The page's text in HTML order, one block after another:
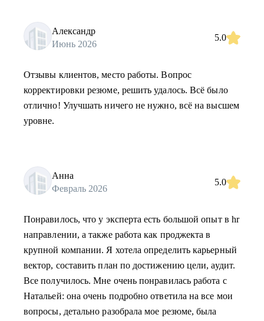
Александр
Июнь 2026
5.0
Отзывы клиентов, место работы. Вопрос
корректировки резюме, решить удалось. Всё было
отлично! Улучшать ничего не нужно, всё на высшем
уровне.
Анна
Февраль 2026
5.0
Понравилось, что у эксперта есть большой опыт в hr
направлении, а также работа как проджекта в
крупной компании. Я хотела определить карьерный
вектор, составить план по достижению цели, аудит.
Все получилось. Мне очень понравилась работа с
Натальей: она очень подробно ответила на все мои
вопросы, детально разобрала мое резюме, была